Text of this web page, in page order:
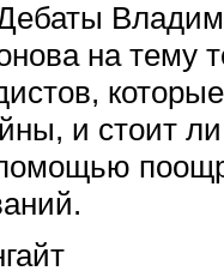
на тему
и стоит